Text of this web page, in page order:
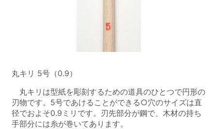
丸キリ 5号（0.9）
丸キリは型紙を彫刻するための道具のひとつで円形の
刃物です。5号であけることができる○穴のサイズは直
径でおよそ0.9ミリです。刃先部分が鋼で、木材の持ち
手部分には糸が巻いてあります。